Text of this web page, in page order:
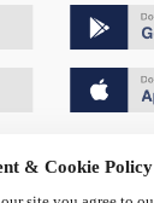
& Cookie Policy